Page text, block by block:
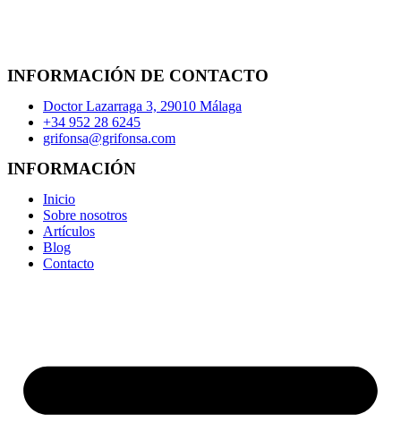
INFORMACIÓN DE CONTACTO
Doctor Lazarraga 3, 29010 Málaga
+34 952 28 6245
grifonsa@grifonsa.com
INFORMACIÓN
Inicio
Sobre nosotros
Artículos
Blog
Contacto